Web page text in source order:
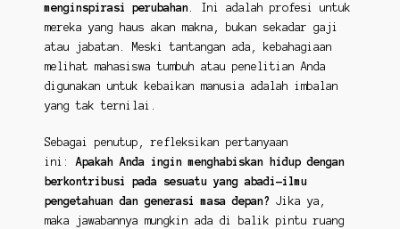
menginspirasi perubahan. Ini adalah profesi untuk
mereka yang haus akan makna, bukan sekadar gaji
atau jabatan. Meski tantangan ada, kebahagiaan
melihat mahasiswa tumbuh atau penelitian Anda
digunakan untuk kebaikan manusia adalah imbalan
yang tak ternilai.
Sebagai penutup, refleksikan pertanyaan
ini: Apakah Anda ingin menghabiskan hidup dengan
berkontribusi pada sesuatu yang abadi—ilmu
pengetahuan dan generasi masa depan? Jika ya,
maka jawabannya mungkin ada di balik pintu ruang